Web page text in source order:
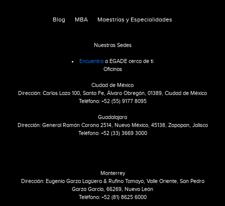
Blog MBA Maestrías y Especialidades
Nuestras Sedes
Encuentra a EGADE cerca de ti
Oficinas
Ciudad de México
Dirección: Carlos Lazo 100, Santa Fe, Álvaro Obregón, 01389, Ciudad de México
Teléfono: +52 (55) 9177 8095
Guadalajara
Dirección: General Ramón Corona 2514, Nuevo México, 45138, Zapopan, Jalisco
Teléfono: +52 (33) 3669 3000
Monterrey
Dirección: Eugenio Garza Lagüera & Rufino Tamayo, Valle Oriente, San Pedro
Garza García, 66269, Nuevo León
Teléfono: +52 (81) 8625 6000